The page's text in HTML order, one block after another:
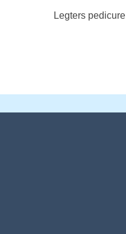
Legters pedicure